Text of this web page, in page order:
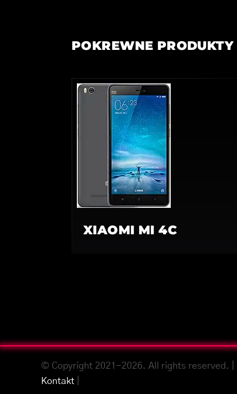
POKREWNE PRODUKTY
XIAOMI MI 4C
© Copyright 2021-2026. All rights reserved. |
Kontakt